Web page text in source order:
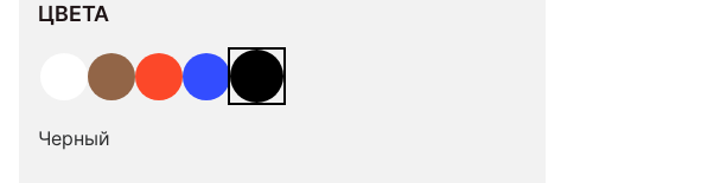
ЦВЕТА
Черный